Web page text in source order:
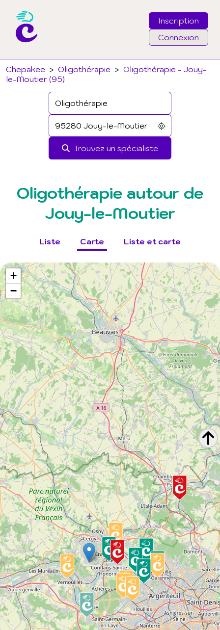
Inscription
Connexion
Chepakee > Oligothérapie > Oligothérapie - Jouy-
le-Moutier (95)
Trouvez un spécialiste
Email
Mot de passe
J'ai oublié mon mot de passe
Connexion
Oligothérapie autour de
Jouy-le-Moutier
Liste Carte Liste et carte
+
−